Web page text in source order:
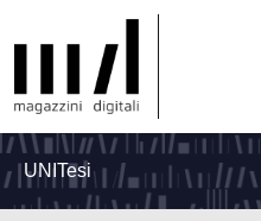
UNITesi